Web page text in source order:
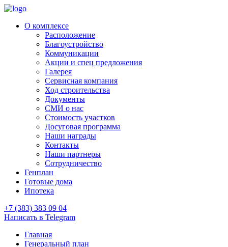
О комплексе
Расположение
Благоустройство
Коммуникации
Акции и спец предложения
Галерея
Сервисная компания
Ход строительства
Документы
СМИ о нас
Стоимость участков
Досуговая программа
Наши награды
Контакты
Наши партнеры
Сотрудничество
Генплан
Готовые дома
Ипотека
+7 (383) 383 09 04
Написать в Telegram
Главная
Генеральный план